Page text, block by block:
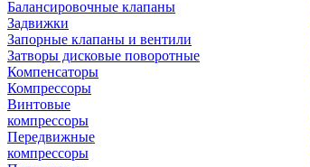
Балансировочные клапаны
Задвижки
Запорные клапаны и вентили
Затворы дисковые поворотные
Компенсаторы
Компрессоры
Винтовые
компрессоры
Передвижные
компрессоры